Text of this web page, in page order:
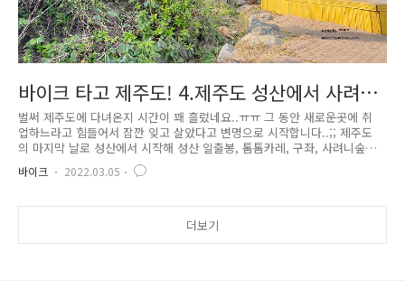
바이크 타고 제주도! 4.제주도 성산에서 사려니
숲길, 516도로
벌써 제주도에 다녀온지 시간이 꽤 흘렀네요..ㅠㅠ 그 동안 새로운곳에 취
업하느라고 힘들어서 잠깐 잊고 살았다고 변명으로 시작합니다..;; 제주도
의 마지막 날로 성산에서 시작해 성산 일출봉, 톰톰카레, 구좌, 사려니숲길
(붉은오름방면), 516도로, 남원 해안도로까지 전날은 서쪽으로 반바퀴를 돌
았다면 이 날은 오른쪽을 기준으로 반바퀴 돌았습니다. 관련글 :[바이크] -
해안도로로 빠져서 구경하고 멍때리고 하는 시간 하면 4시간 좀 넘었던것
바이크 2022.03.05
더보기